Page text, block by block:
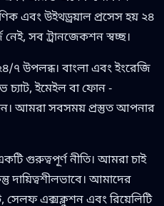
এবং উইথড্রয়াল প্রসেস হয় ২৪
সব ট্রানজেকশন স্বচ্ছ।
৭ উপলব্ধ। বাংলা এবং ইংরেজি
চ্যাট, ইমেইল বা ফোন -
আমরা সবসময় প্রস্তুত আপনার
গুরুত্বপূর্ণ নীতি। আমরা চাই
আমাদের
সেলফ এক্সক্লুশন এবং রিয়েলিটি